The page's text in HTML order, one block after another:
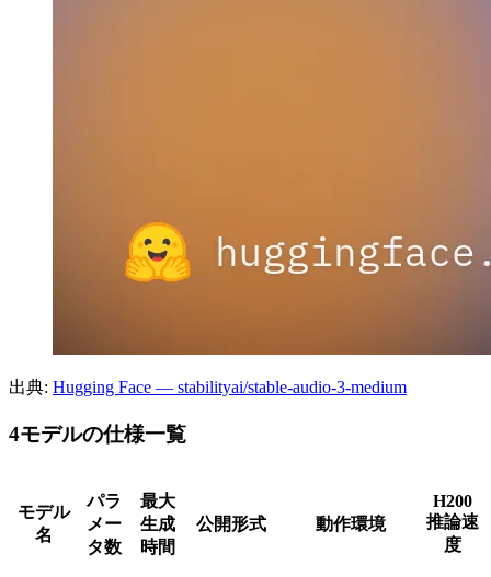
出典: Hugging Face — stabilityai/stable-audio-3-medium
4モデルの仕様一覧
モデル
名
パラ
メー
タ数
最大
生成
時間
公開形式 動作環境
H200
推論速
度